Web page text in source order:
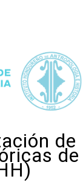
de
de